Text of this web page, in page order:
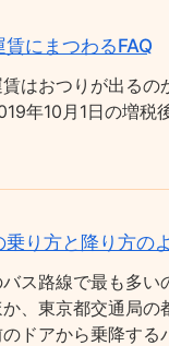
賃にまつわるFAQ
はおつりが出るの
年10月1日の増税
乗り方と降り方の
バス路線で最も多い
、東京都交通局
ドアから乗降する